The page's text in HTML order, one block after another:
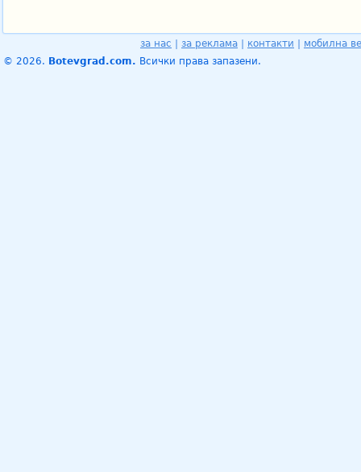
за нас за реклама контакти
мобилна
© 2026. Botevgrad.com. Всички права запазени.